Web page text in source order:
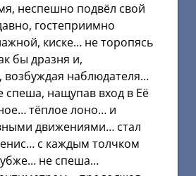
неспешно подвёл свой
гостеприимно
киске… не торопясь
бы дразня и,
наблюдателя…
спеша, нащупав вход в Её
тёплое лоно… и
движениями… стал
с каждым толчком
не спеша…